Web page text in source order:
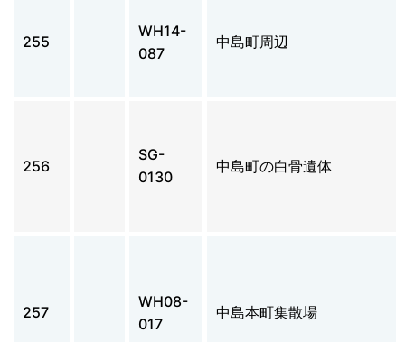
255
WH14-
087
中島町周辺
256
SG-
0130
中島町の白骨遺体
257
WH08-
017
中島本町集散場